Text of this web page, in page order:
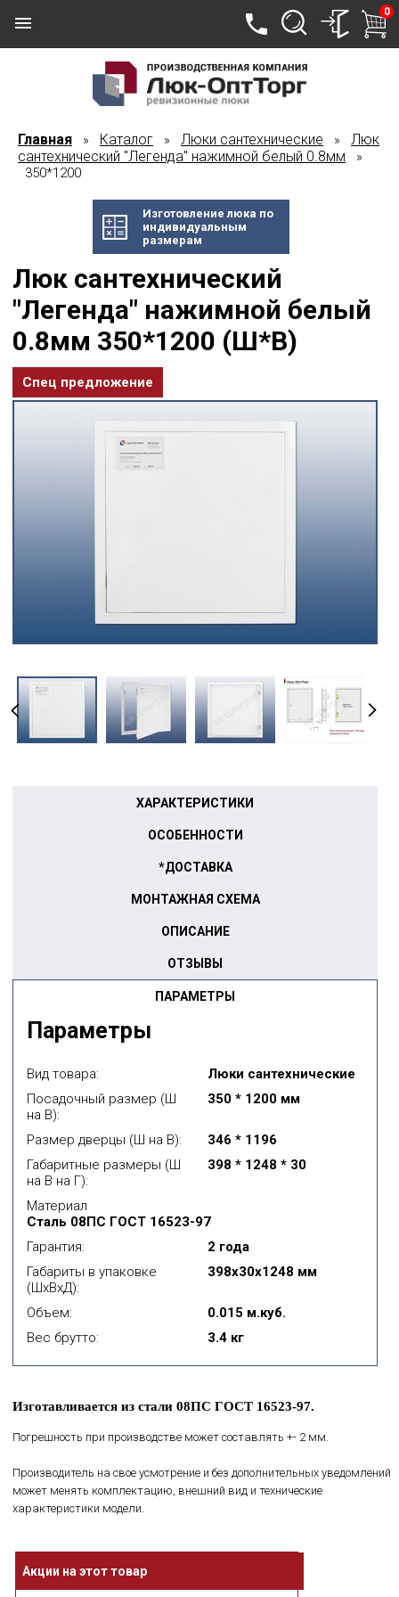
0
Главная » Каталог » Люки сантехнические » Люк
сантехнический "Легенда" нажимной белый 0.8мм »
350*1200
Изготовление люка по
индивидуальным
размерам
Люк сантехнический
"Легенда" нажимной белый
0.8мм 350*1200 (Ш*В)
Спец предложение
ПАРАМЕТРЫ
ХАРАКТЕРИСТИКИ
ОСОБЕННОСТИ
*ДОСТАВКА
МОНТАЖНАЯ СХЕМА
ОПИСАНИЕ
ОТЗЫВЫ
Параметры
Вид товара:
Люки сантехнические
Посадочный размер (Ш
на В):
350 * 1200 мм
Размер дверцы (Ш на В):
346 * 1196
Габаритные размеры (Ш
на В на Г):
398 * 1248 * 30
Материал
Сталь 08ПС ГОСТ 16523-97
Гарантия:
2 года
Габариты в упаковке
(ШхВхД):
398x30x1248 мм
Объем:
0.015 м.куб.
Вес брутто:
3.4 кг
Изготавливается из стали 08ПС ГОСТ 16523-97.
Погрешность при производстве может составлять +- 2 мм.
Производитель на свое усмотрение и без дополнительных уведомлений
может менять комплектацию, внешний вид и технические
характеристики модели.
Акции на этот товар